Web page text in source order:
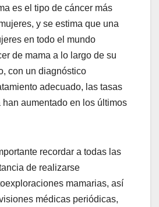
es el tipo de cáncer más
y se estima que una
en todo el mundo
de mama a lo largo de su
con un diagnóstico
adecuado, las tasas
aumentado en los últimos
recordar a todas las
de realizarse
mamarias, así
médicas periódicas,